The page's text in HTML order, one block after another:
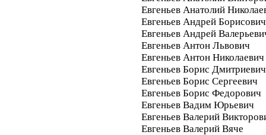
Евгеньев Анатолий
Евгеньев Андрей Борисович
Евгеньев Андрей
Евгеньев Антон Львович
Евгеньев Антон Николаевич
Евгеньев Борис Дмитриевич
Евгеньев Борис Сергеевич
Евгеньев Борис Федорович
Евгеньев Вадим Юрьевич
Евгеньев Валерий
Евгеньев Валерий Вяче